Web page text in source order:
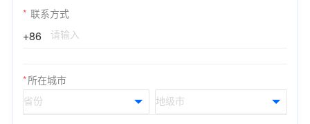
* 联系方式
+86
*所在城市